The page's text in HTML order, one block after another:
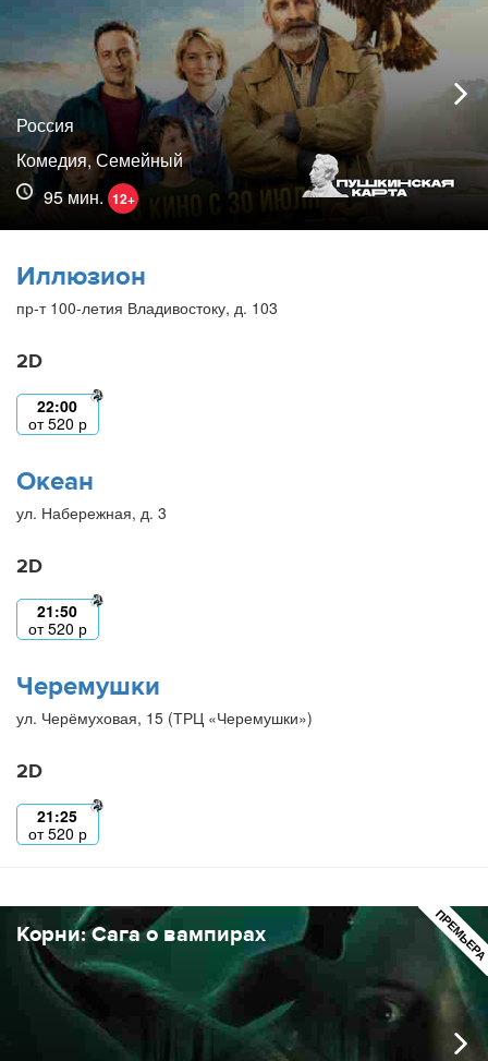
Россия
Комедия, Семейный
95 мин. 12+
Иллюзион
пр-т 100-летия Владивостоку, д. 103
2D
22:00
от520 р
Океан
ул. Набережная, д. 3
2D
21:50
от520 р
Черемушки
ул. Черёмуховая, 15 (ТРЦ «Черемушки»)
2D
21:25
от520 р
Корни: Сага о вампирах